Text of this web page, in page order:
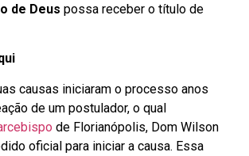
de Deus possa receber o título de
causas iniciaram o processo anos
de um postulador, o qual
de Florianópolis, Dom Wilson
oficial para iniciar a causa. Essa